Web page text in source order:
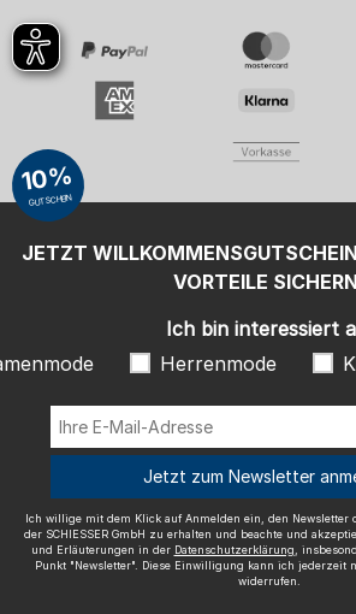
Ich bin interessiert an:
Herrenmode
ADIDAS
Ich willige mit dem Klick auf Anmelden ein, den
personalisierte Werbung der SCHIESSER GmbH
beachte und akzeptiere hiermit auch die
derDatenschutzerklärung, insbesondere die
"Newsletter". Diese Einwilligung kann ich
Wir versenden mit
Ausgezeichnete
Mehr Informationen zu unseren
JETZT
VORTEILE
10%
GUTSCHEIN
Ich bin interessiert
Herrenmode
Jetzt zum Newsletter
Ich willige mit dem Klick auf Anmelden ein, den Newsletter
der SCHIESSER GmbH zu erhalten und beachte und
und Erläuterungen in der Datenschutzerklärung ,
Punkt "Newsletter". Diese Einwilligung kann ich jederzeit
widerrufen.